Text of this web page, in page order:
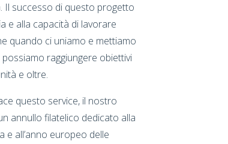
Il successo di questo progetto
e alla capacità di lavorare
quando ci uniamo e mettiamo
raggiungere obiettivi
e oltre.
questo service, il nostro
annullo filatelico dedicato alla
e all’anno europeo delle